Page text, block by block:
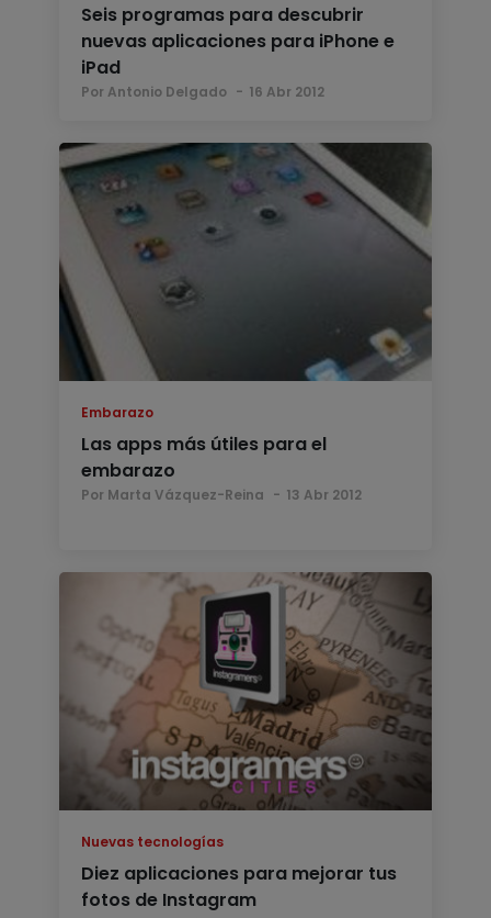
Seis programas para descubrir
nuevas aplicaciones para iPhone e
iPad
Por Antonio Delgado 16 Abr 2012
Embarazo
Las apps más útiles para el
embarazo
Por Marta Vázquez-Reina 13 Abr 2012
Nuevas tecnologías
Diez aplicaciones para mejorar tus
fotos de Instagram